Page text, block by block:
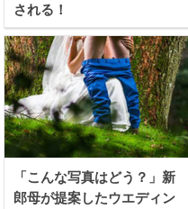
される！
「こんな写真はどう？」新
郎母が提案したウエディン